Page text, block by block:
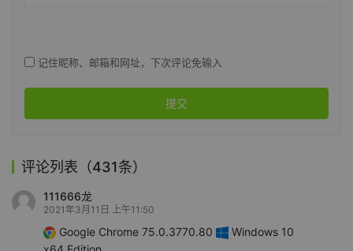
记住昵称、邮箱和网址，下次评论免输入
提交
评论列表（431条）
111666龙
2021年3月11日 上午11:50
Google Chrome 75.0.3770.80
Windows 10